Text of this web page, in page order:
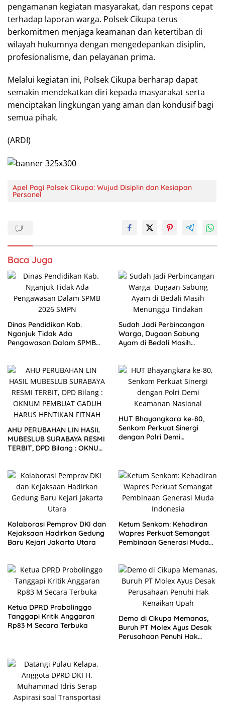
pengamanan kegiatan masyarakat, dan respons cepat
terhadap laporan warga. Polsek Cikupa terus
berkomitmen menjaga keamanan dan ketertiban di
wilayah hukumnya dengan mengedepankan disiplin,
profesionalisme, dan pelayanan prima.
Melalui kegiatan ini, Polsek Cikupa berharap dapat
semakin mendekatkan diri kepada masyarakat serta
menciptakan lingkungan yang aman dan kondusif bagi
semua pihak.
(ARDI)
Apel Pagi Polsek Cikupa: Wujud Disiplin dan Kesiapan
Personel
Baca Juga
Dinas Pendidikan Kab.
Nganjuk Tidak Ada
Pengawasan Dalam SPMB
Sudah Jadi Perbincangan
Warga, Dugaan Sabung
Ayam di Bedali Masih
AHU PERUBAHAN LIN HASIL
MUBESLUB SURABAYA RESMI
TERBIT, DPD Bilang : OKNUM
HUT Bhayangkara ke-80,
Senkom Perkuat Sinergi
dengan Polri Demi
Kolaborasi Pemprov DKI dan
Kejaksaan Hadirkan Gedung
Baru Kejari Jakarta Utara
Ketum Senkom: Kehadiran
Wapres Perkuat Semangat
Pembinaan Generasi Muda
Ketua DPRD Probolinggo
Tanggapi Kritik Anggaran
Rp83 M Secara Terbuka
Demo di Cikupa Memanas,
Buruh PT Molex Ayus Desak
Perusahaan Penuhi Hak